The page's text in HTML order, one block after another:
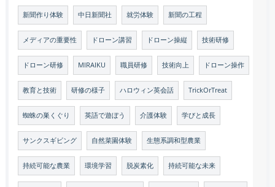
新聞作り体験 中日新聞社 就労体験 新聞の工程
メディアの重要性 ドローン講習 ドローン操縦 技術研修
ドローン研修 MIRAIKU 職員研修 技術向上 ドローン操作
教育と技術 研修の様子 ハロウィン英会話 TrickOrTreat
蜘蛛の巣くぐり 英語で遊ぼう 介護体験 学びと成長
サンクスギビング 自然菜園体験 生態系調和型農業
持続可能な農業 環境学習 脱炭素化 持続可能な未来